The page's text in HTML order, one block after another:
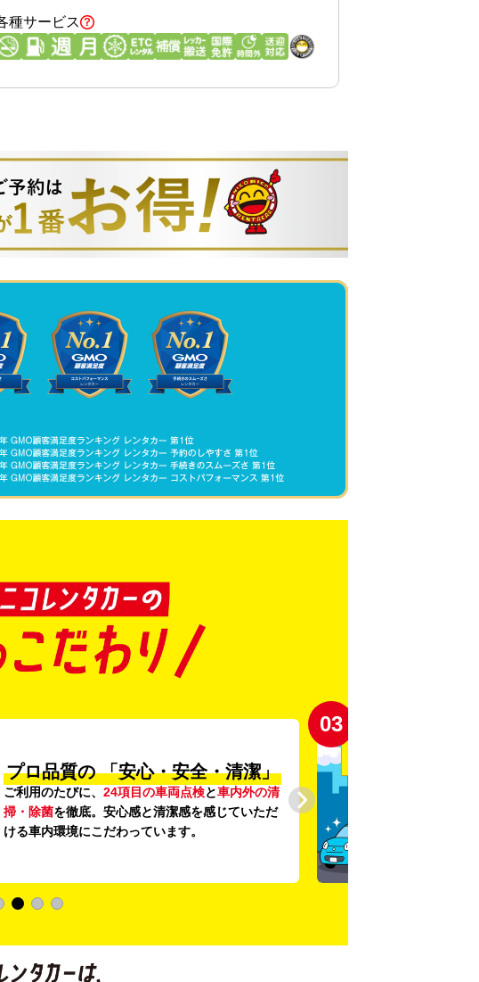
種サービス
プロ品質の 「安心・安全・清潔」
ご利用のたびに、 24項目の車両点検と車内外の清
掃・除菌を徹底。安心感と清潔感を感じていただ
ける車内環境にこだわっています。
03